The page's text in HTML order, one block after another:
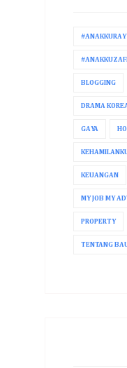
BLOGGING
DRAMA
GAYA
KEUANGAN
MY JOB MY
PROPERTY
TENTANG